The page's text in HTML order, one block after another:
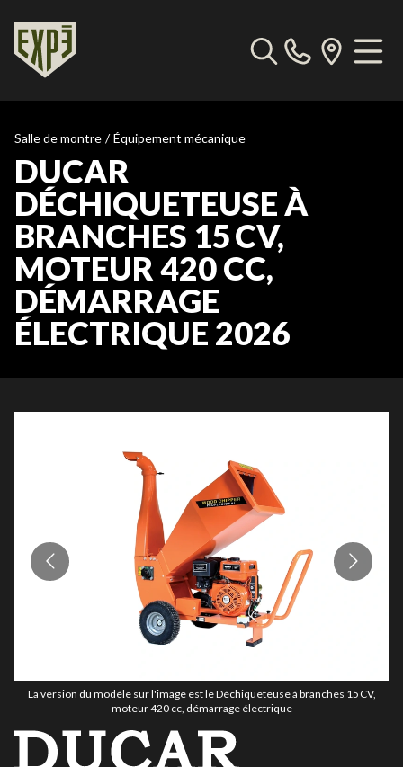
Salle de montre / Équipement mécanique
DUCAR
DÉCHIQUETEUSE À
BRANCHES 15 CV,
MOTEUR 420 CC,
DÉMARRAGE
ÉLECTRIQUE 2026
La version du modèle sur l'image est le Déchiqueteuse à branches 15 CV,
moteur 420 cc, démarrage électrique